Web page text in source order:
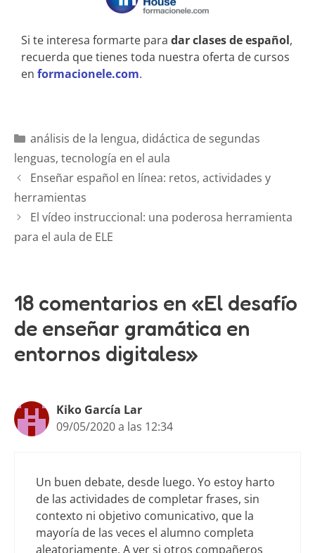
Si te interesa formarte para dar clases de español,
recuerda que tienes toda nuestra oferta de cursos
en formacionele.com.
análisis de la lengua, didáctica de segundas
lenguas, tecnología en el aula
Enseñar español en línea: retos, actividades y
herramientas
El vídeo instruccional: una poderosa herramienta
para el aula de ELE
18 comentarios en «El desafío
de enseñar gramática en
entornos digitales»
Kiko García Lar
09/05/2020 a las 12:34
Un buen debate, desde luego. Yo estoy harto
de las actividades de completar frases, sin
contexto ni objetivo comunicativo, que la
mayoría de las veces el alumno completa
aleatoriamente. A ver si otros compañeros